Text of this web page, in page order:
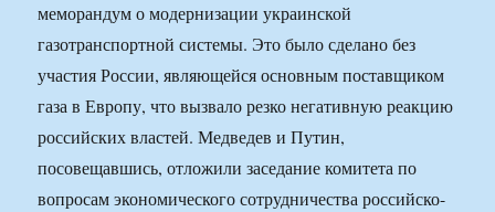
меморандум о модернизации украинской
газотранспортной системы. Это было сделано без
участия России, являющейся основным поставщиком
газа в Европу, что вызвало резко негативную реакцию
российских властей. Медведев и Путин,
посовещавшись, отложили заседание комитета по
вопросам экономического сотрудничества российско-